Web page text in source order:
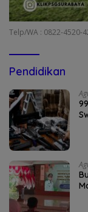
Telp/WA : 0822-4520-
Pendidikan